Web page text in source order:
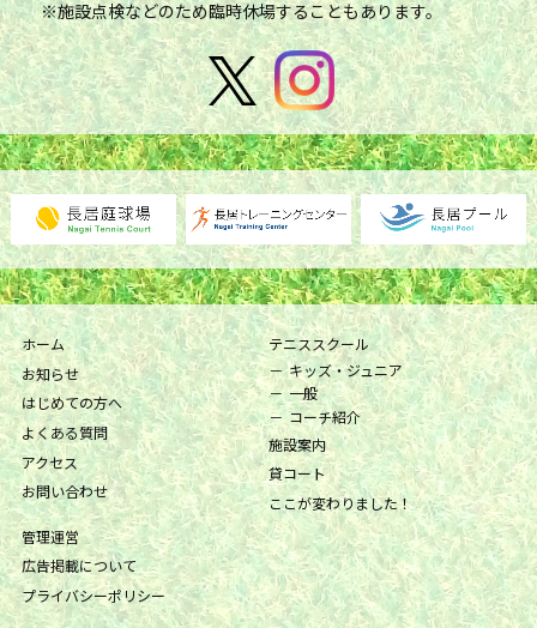
※施設点検などのため臨時休場することもあります。
ホーム
お知らせ
はじめての方へ
よくある質問
アクセス
お問い合わせ
テニススクール
キッズ・ジュニア
一般
コーチ紹介
施設案内
貸コート
ここが変わりました！
管理運営
広告掲載について
プライバシーポリシー